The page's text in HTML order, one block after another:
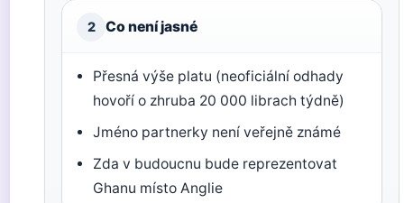
2 Co není jasné
Přesná výše platu (neoficiální odhady
hovoří o zhruba 20 000 librach týdně)
Jméno partnerky není veřejně známé
Zda v budoucnu bude reprezentovat
Ghanu místo Anglie